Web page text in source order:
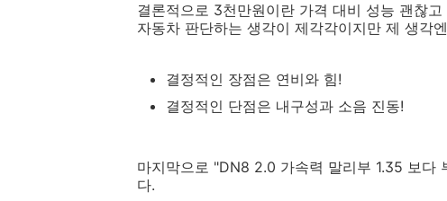
결론적으로 3천만원이란 가격 대비 성능 괜찮
자동차 판단하는 생각이 제각각이지만 제 생각
결정적인 장점은 연비와 힘!
결정적인 단점은 내구성과 소음 진동!
마지막으로 "DN8 2.0 가속력 말리부 1.35 보다
다.